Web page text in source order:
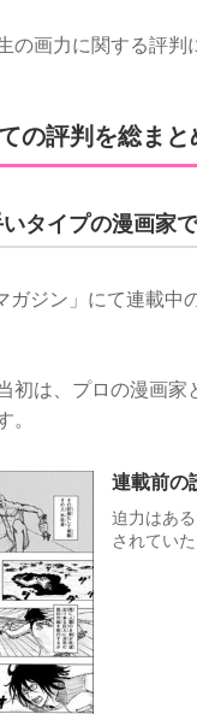
の画力に関する評判
の評判を総まと
タイプの漫画家
ガジン」にて連載中
初は、プロの漫画
。
連載前の
迫力はあ
されていた